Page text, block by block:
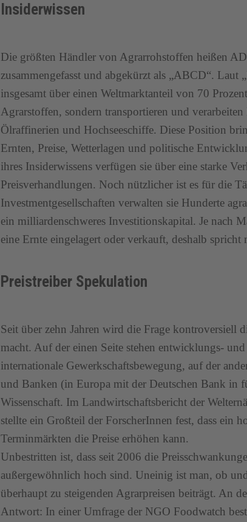
Insiderwissen
Die größten Händler von Agrarrohstoffen heißen
zusammengefasst und abgekürzt als „ABCD“. Laut
insgesamt über einen Weltmarktanteil von 70
Agrarstoffen, sondern transportieren und
Ölraffinerien und Hochseeschiffe. Diese Position
Ernten, Preise, Wetterlagen und politische
ihres Insiderwissens verfügen sie über eine starke
Preisverhandlungen. Noch nützlicher ist es für die
Investmentgesellschaften verwalten sie Hunderte
ein milliardenschweres Investitionskapital. Je nach
eine Ernte eingelagert oder verkauft, deshalb spricht
Preistreiber Spekulation
Seit über zehn Jahren wird die Frage kontroversiell
macht. Auf der einen Seite stehen entwicklungs-
internationale Gewerkschaftsbewegung, auf der
und Banken (in Europa mit der Deutschen Bank in
Wissenschaft. Im Landwirtschaftsbericht der
stellte ein Großteil der ForscherInnen fest, dass ein
Terminmärkten die Preise erhöhen kann.
Unbestritten ist, dass seit 2006 die
außergewöhnlich hoch sind. Uneinig ist man, ob
überhaupt zu steigenden Agrarpreisen beiträgt. An
Antwort: In einer Umfrage der NGO Foodwatch